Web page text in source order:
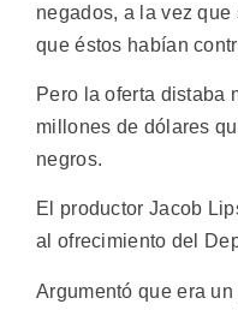
negados, a la vez
que éstos habían
Pero la oferta distaba
millones de dólares
negros.
El productor Jacob
al ofrecimiento del
Argumentó que era